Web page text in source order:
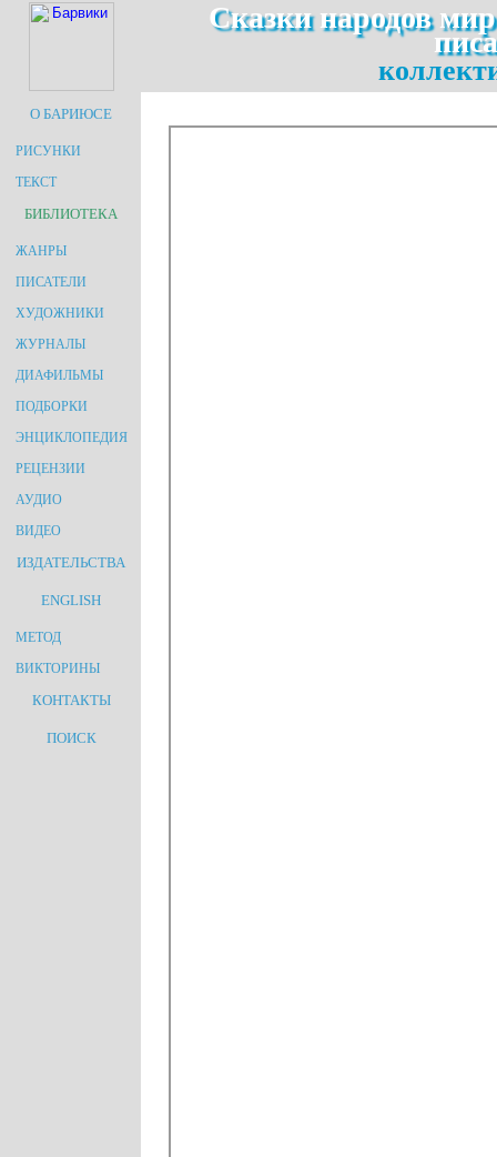
Сказки народов
О БАРИЮСЕ
РИСУНКИ
ТЕКСТ
БИБЛИОТЕКА
ЖАНРЫ
ПИСАТЕЛИ
ХУДОЖНИКИ
ЖУРНАЛЫ
ДИАФИЛЬМЫ
ПОДБОРКИ
ЭНЦИКЛОПЕДИЯ
РЕЦЕНЗИИ
АУДИО
ВИДЕО
ИЗДАТЕЛЬСТВА
ENGLISH
МЕТОД
ВИКТОРИНЫ
КОНТАКТЫ
ПОИСК